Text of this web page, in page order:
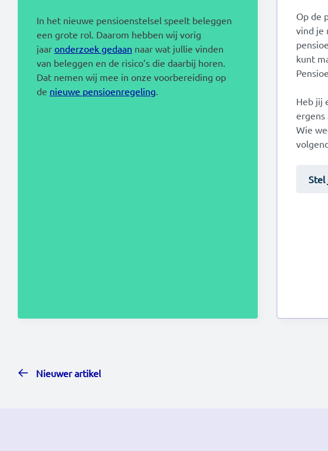
In het nieuwe pensioenstelsel speelt beleggen
een grote rol. Daarom hebben wij vorig
jaar onderzoek gedaan naar wat jullie vinden
van beleggen en de risico’s die daarbij horen.
Dat nemen wij mee in onze voorbereiding op
de nieuwe pensioenregeling.
Op de
vind je
kunt
Heb jij
ergens
Wie
Stel
Nieuwer artikel